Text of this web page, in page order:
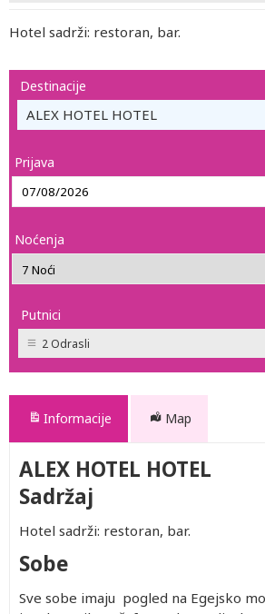
Hotel sadrži: restoran, bar.
Destinacije
ALEX HOTEL HOTEL
Prijava
Noćenja
Putnici
2 Odrasli
Informacije Map
ALEX HOTEL HOTEL
Sadržaj
Hotel sadrži: restoran, bar.
Sobe
Sve sobe imaju pogled na Egejsko